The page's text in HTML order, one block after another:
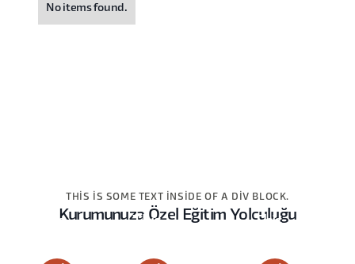
No items found.
THIS IS SOME TEXT INSIDE OF A DIV BLOCK.
Kurumunuza Özel Eğitim Yolculuğu
This
This
This